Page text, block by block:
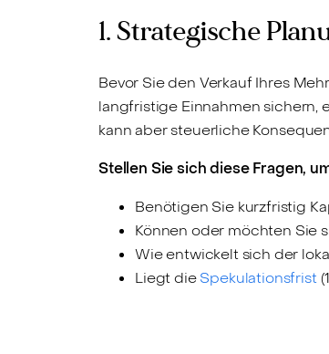
1. Strategische
Bevor Sie den Verkauf Ihres
langfristige Einnahmen
kann aber steuerliche
Stellen Sie sich diese Fragen,
Benötigen Sie kurzfristig
Können oder möchten Sie
Wie entwickelt sich der
Liegt dieSpekulationsfrist